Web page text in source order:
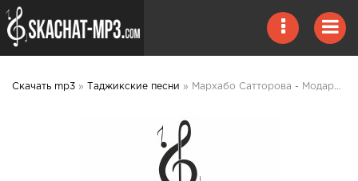
Скачать mp3 » Таджикские песни » Мархабо Сатторова - Модарам mp3 скачать